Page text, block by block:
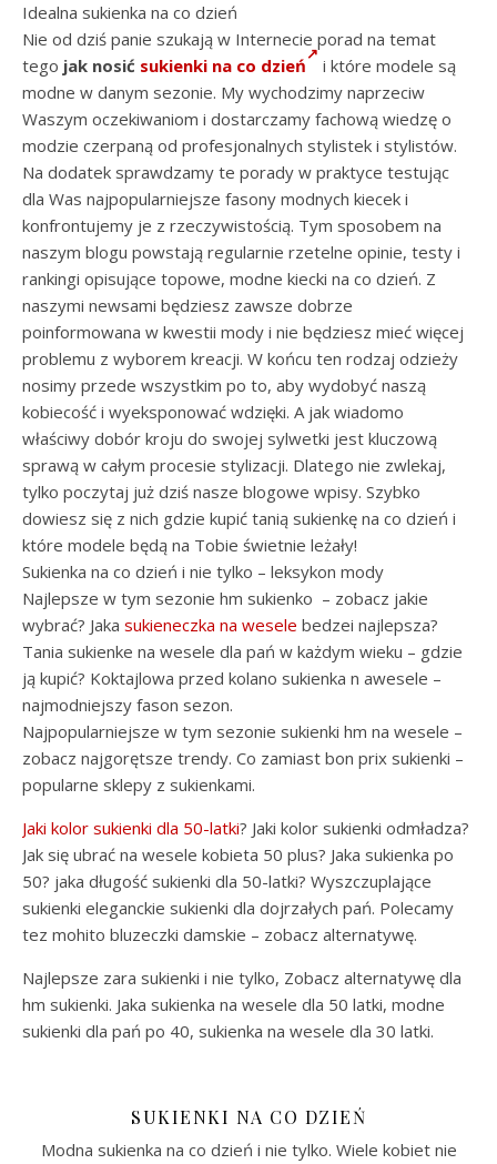
Idealna sukienka na co dzień
Nie od dziś panie szukają w Internecie porad na temat
tego jak nosić sukienki na co dzień
i które modele są
modne w danym sezonie. My wychodzimy naprzeciw
Waszym oczekiwaniom i dostarczamy fachową wiedzę o
modzie czerpaną od profesjonalnych stylistek i stylistów.
Na dodatek sprawdzamy te porady w praktyce testując
dla Was najpopularniejsze fasony modnych kiecek i
konfrontujemy je z rzeczywistością. Tym sposobem na
naszym blogu powstają regularnie rzetelne opinie, testy i
rankingi opisujące topowe, modne kiecki na co dzień. Z
naszymi newsami będziesz zawsze dobrze
poinformowana w kwestii mody i nie będziesz mieć więcej
problemu z wyborem kreacji. W końcu ten rodzaj odzieży
nosimy przede wszystkim po to, aby wydobyć naszą
kobiecość i wyeksponować wdzięki. A jak wiadomo
właściwy dobór kroju do swojej sylwetki jest kluczową
sprawą w całym procesie stylizacji. Dlatego nie zwlekaj,
tylko poczytaj już dziś nasze blogowe wpisy. Szybko
dowiesz się z nich gdzie kupić tanią sukienkę na co dzień i
które modele będą na Tobie świetnie leżały!
Sukienka na co dzień i nie tylko – leksykon mody
Najlepsze w tym sezonie hm sukienko – zobacz jakie
wybrać? Jaka sukieneczka na wesele bedzei najlepsza?
Tania sukienke na wesele dla pań w każdym wieku – gdzie
ją kupić? Koktajlowa przed kolano sukienka n awesele –
najmodniejszy fason sezon.
Najpopularniejsze w tym sezonie sukienki hm na wesele –
zobacz najgorętsze trendy. Co zamiast bon prix sukienki –
popularne sklepy z sukienkami.
Jaki kolor sukienki dla 50-latki? Jaki kolor sukienki odmładza?
Jak się ubrać na wesele kobieta 50 plus? Jaka sukienka po
50? jaka długość sukienki dla 50-latki? Wyszczuplające
sukienki eleganckie sukienki dla dojrzałych pań. Polecamy
tez mohito bluzeczki damskie – zobacz alternatywę.
Najlepsze zara sukienki i nie tylko, Zobacz alternatywę dla
hm sukienki. Jaka sukienka na wesele dla 50 latki, modne
sukienki dla pań po 40, sukienka na wesele dla 30 latki.
SUKIENKI NA CO DZIEŃ
Modna sukienka na co dzień i nie tylko. Wiele kobiet nie